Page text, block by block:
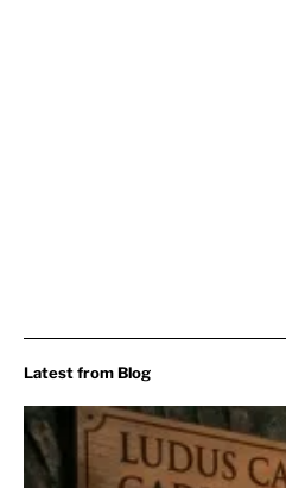
Latest from Blog